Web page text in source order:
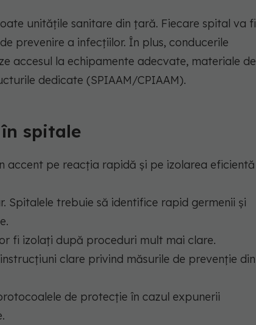
unitățile sanitare din țară. Fiecare spital va fi
prevenire a infecțiilor. În plus, conducerile
accesul la echipamente adecvate, materiale de
dedicate (SPIAAM/CPIAAM).
spitale
accent pe reacția rapidă și pe izolarea eficientă
Spitalele trebuie să identifice rapid germenii și
fi izolați după proceduri mult mai clare.
clare privind măsurile de prevenție din
de protecție în cazul expunerii